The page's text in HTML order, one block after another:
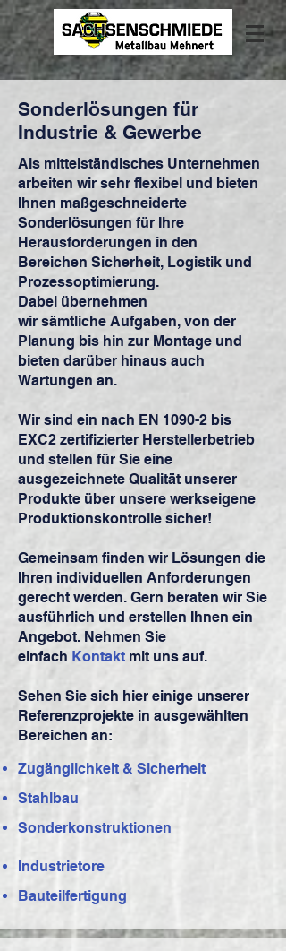
Sonderlösungen für
Industrie & Gewerbe
Als mittelständisches Unternehmen
arbeiten wir sehr flexibel und bieten
Ihnen maßgeschneiderte
Sonderlösungen für Ihre
Herausforderungen in den
Bereichen Sicherheit, Logistik und
Prozessoptimierung.
Dabei übernehmen
wir sämtliche Aufgaben, von der
Planung bis hin zur Montage und
bieten darüber hinaus auch
Wartungen an.
Wir sind ein nach EN 1090-2 bis
EXC2 zertifizierter Herstellerbetrieb
und stellen für Sie eine
ausgezeichnete Qualität unserer
Produkte über unsere werkseigene
Produktionskontrolle sicher!
Gemeinsam finden wir Lösungen die
Ihren individuellen Anforderungen
gerecht werden. Gern beraten wir Sie
ausführlich und erstellen Ihnen ein
Angebot. Nehmen Sie
einfach Kontakt mit uns auf.
Sehen Sie sich hier einige unserer
Referenzprojekte in ausgewählten
Bereichen an:
Zugänglichkeit & Sicherheit
Stahlbau
Sonderkonstruktionen
Industrietore
Bauteilfertigung